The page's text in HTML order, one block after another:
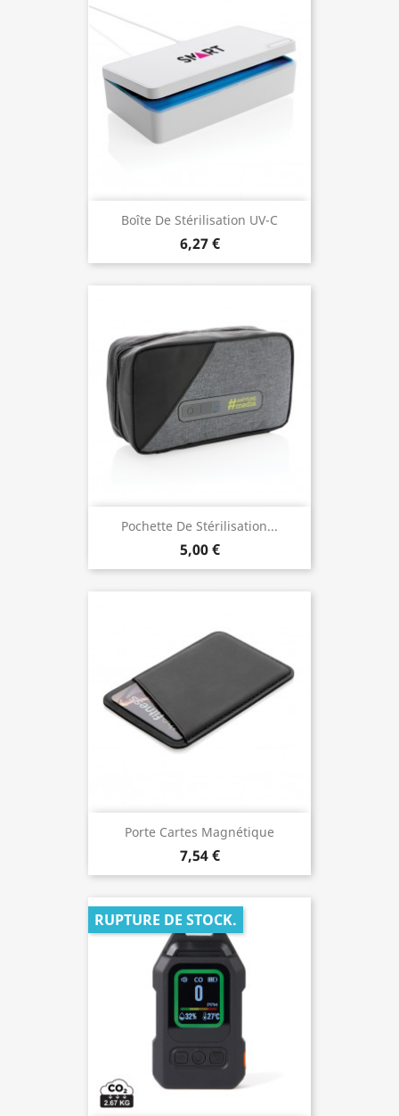
Boîte De Stérilisation UV-C
6,27 €
Pochette De Stérilisation...
5,00 €
Porte Cartes Magnétique
7,54 €
RUPTURE DE STOCK.